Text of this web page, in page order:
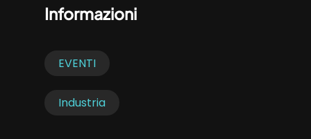
Informazioni
EVENTI
Industria